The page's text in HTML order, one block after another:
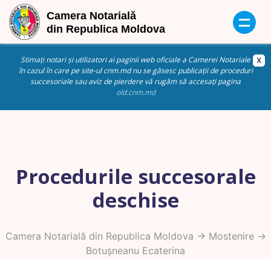
Stimați notari și utilizatori ai paginii web oficiale a Camerei Notariale
în cazul în care pe site-ul cnm.md nu se găsesc publicații de proceduri
succesoriale sau aviz de pierdere vă rugăm să accesați pagina
old.cnm.md
Procedurile succesorale
deschise
Camera Notarială din Republica Moldova -> Mostenire->
Botușneanu Ecaterina